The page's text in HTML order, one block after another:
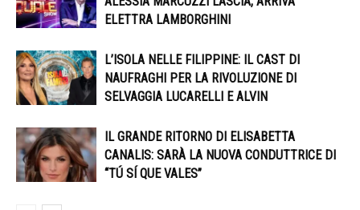
ELETTRA LAMBORGHINI
L’ISOLA NELLE FILIPPINE: IL CAST DI
NAUFRAGHI PER LA RIVOLUZIONE DI
SELVAGGIA LUCARELLI E ALVIN
IL GRANDE RITORNO DI ELISABETTA
CANALIS: SARÀ LA NUOVA CONDUTTRICE DI
“TÚ SÍ QUE VALES”